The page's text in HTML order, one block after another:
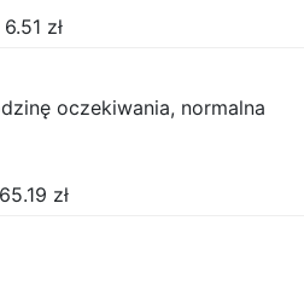
6.51 zł
oczekiwania, normalna
65.19 zł